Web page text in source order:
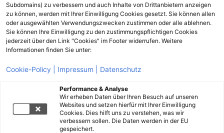
Subdomains) zu verbessern und auch Inhalte von Drittanbietern anzeigen
zu können, werden mit Ihrer Einwilligung Cookies gesetzt. Sie können allen
oder ausgewählten Verwendungszwecken zustimmen oder alle ablehnen.
Sie können Ihre Einwilligung zu den zustimmungspflichtigen Cookies
jederzeit über den Link "Cookies" im Footer widerrufen. Weitere
Informationen finden Sie unter:
Cookie-Policy | Impressum | Datenschutz
Performance & Analyse
Wir erheben Daten über Ihren Besuch auf unseren
Websites und setzen hierfür mit Ihrer Einwilligung
Cookies. Dies hilft uns zu verstehen, was wir
verbessern sollen. Die Daten werden in der EU
gespeichert.